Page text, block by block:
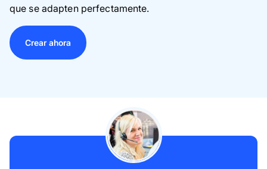
que se adapten perfectamente.
Crear ahora